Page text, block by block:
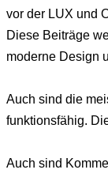
vor der LUX und
Diese Beiträge
moderne Design
Auch sind die
funktionsfähig.
Auch sind